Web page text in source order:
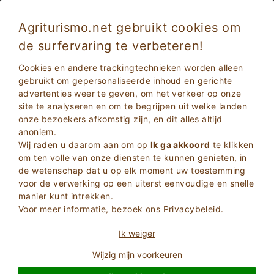
Agriturismo.net gebruikt cookies om
de surfervaring te verbeteren!
Cookies en andere trackingtechnieken worden alleen
gebruikt om gepersonaliseerde inhoud en gerichte
advertenties weer te geven, om het verkeer op onze
site te analyseren en om te begrijpen uit welke landen
onze bezoekers afkomstig zijn, en dit alles altijd
anoniem.
Wij raden u daarom aan om op Ik ga akkoord te klikken
om ten volle van onze diensten te kunnen genieten, in
de wetenschap dat u op elk moment uw toestemming
voor de verwerking op een uiterst eenvoudige en snelle
manier kunt intrekken.
Voor meer informatie, bezoek ons Privacybeleid.
Ik weiger
Wijzig mijn voorkeuren
Cellere 3682
Hoeve
Viterbo, Cellere(Kaart) 14Aantal Bedden
VRAAG AAN DE EIGENAAR BOEK
9.2
Meer informatie
6 Beoordelingen